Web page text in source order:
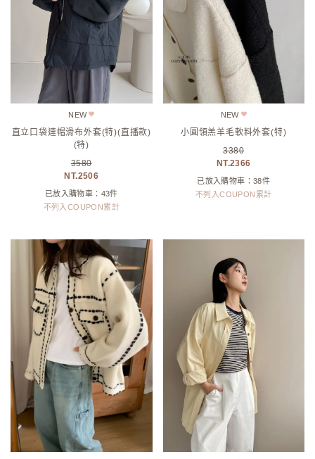
NEW
直立口袋連帽滑布外套(特)(直播款)
(特)
3580
2506
已放入購物車：43件
不列入COUPON累計
NEW
小圓領羔羊毛軟料外套(特)
3380
2366
已放入購物車：38件
不列入COUPON累計